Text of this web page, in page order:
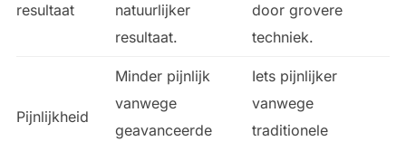
resultaat
natuurlijker
resultaat.
door grovere
techniek.
Pijnlijkheid
Minder pijnlijk
vanwege
geavanceerde
Iets pijnlijker
vanwege
traditionele